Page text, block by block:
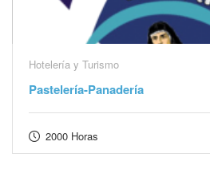
Hotelería y Turismo
Pastelería-Panadería
2000 Horas